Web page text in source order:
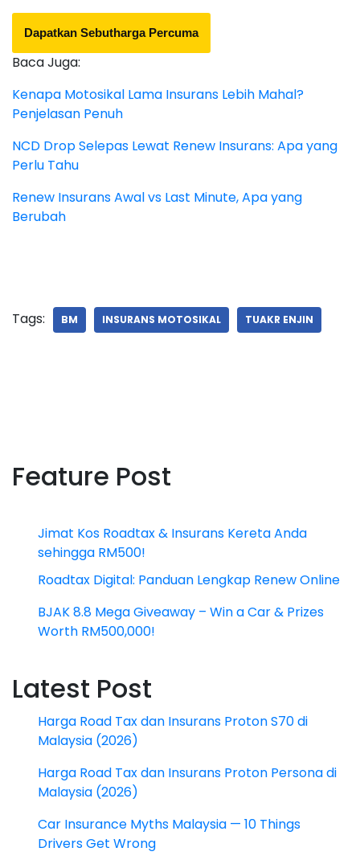
Dapatkan Sebutharga Percuma
Baca Juga:
Kenapa Motosikal Lama Insurans Lebih Mahal?
Penjelasan Penuh
NCD Drop Selepas Lewat Renew Insurans: Apa yang
Perlu Tahu
Renew Insurans Awal vs Last Minute, Apa yang
Berubah
Tags: BM INSURANS MOTOSIKAL TUAKR ENJIN
Feature Post
Jimat Kos Roadtax & Insurans Kereta Anda
sehingga RM500!
Roadtax Digital: Panduan Lengkap Renew Online
BJAK 8.8 Mega Giveaway – Win a Car & Prizes
Worth RM500,000!
Latest Post
Harga Road Tax dan Insurans Proton S70 di
Malaysia (2026)
Harga Road Tax dan Insurans Proton Persona di
Malaysia (2026)
Car Insurance Myths Malaysia — 10 Things
Drivers Get Wrong